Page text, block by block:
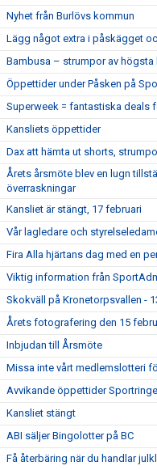
Nyhet från Burlövs kommun
Lägg något extra i påskägget
Bambusa – strumpor av
Öppettider under Påsken på
Superweek = fantastiska deals
Kansliets öppettider
Dax att hämta ut shorts,
Årets årsmöte blev en lugn
överraskningar
Kansliet är stängt, 17 februari
Vår lagledare och
Fira Alla hjärtans dag med en
Viktig information från
Skokväll på Kronetorpsvallen -
Årets fotografering den 15
Inbjudan till Årsmöte
Missa inte vårt medlemslotteri
Avvikande öppettider
Kansliet stängt
ABI säljer Bingolotter på BC
Få återbäring när du handlar